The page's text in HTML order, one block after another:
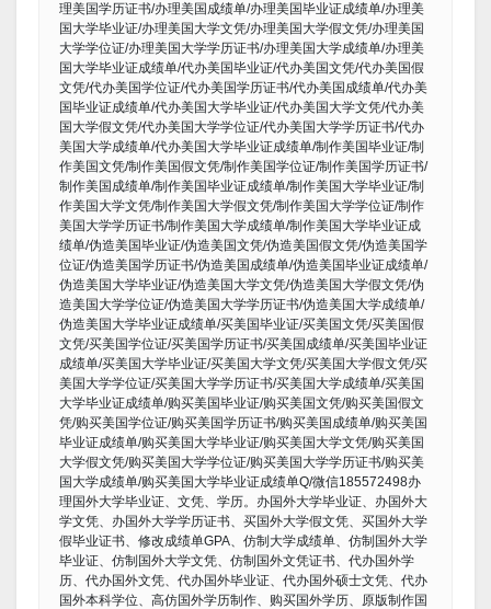
理美国学历证书/办理美国成绩单/办理美国毕业证成绩单/办理美
国大学毕业证/办理美国大学文凭/办理美国大学假文凭/办理美国
大学学位证/办理美国大学学历证书/办理美国大学成绩单/办理美
国大学毕业证成绩单/代办美国毕业证/代办美国文凭/代办美国假
文凭/代办美国学位证/代办美国学历证书/代办美国成绩单/代办美
国毕业证成绩单/代办美国大学毕业证/代办美国大学文凭/代办美
国大学假文凭/代办美国大学学位证/代办美国大学学历证书/代办
美国大学成绩单/代办美国大学毕业证成绩单/制作美国毕业证/制
作美国文凭/制作美国假文凭/制作美国学位证/制作美国学历证书/
制作美国成绩单/制作美国毕业证成绩单/制作美国大学毕业证/制
作美国大学文凭/制作美国大学假文凭/制作美国大学学位证/制作
美国大学学历证书/制作美国大学成绩单/制作美国大学毕业证成
绩单/伪造美国毕业证/伪造美国文凭/伪造美国假文凭/伪造美国学
位证/伪造美国学历证书/伪造美国成绩单/伪造美国毕业证成绩单/
伪造美国大学毕业证/伪造美国大学文凭/伪造美国大学假文凭/伪
造美国大学学位证/伪造美国大学学历证书/伪造美国大学成绩单/
伪造美国大学毕业证成绩单/买美国毕业证/买美国文凭/买美国假
文凭/买美国学位证/买美国学历证书/买美国成绩单/买美国毕业证
成绩单/买美国大学毕业证/买美国大学文凭/买美国大学假文凭/买
美国大学学位证/买美国大学学历证书/买美国大学成绩单/买美国
大学毕业证成绩单/购买美国毕业证/购买美国文凭/购买美国假文
凭/购买美国学位证/购买美国学历证书/购买美国成绩单/购买美国
毕业证成绩单/购买美国大学毕业证/购买美国大学文凭/购买美国
大学假文凭/购买美国大学学位证/购买美国大学学历证书/购买美
国大学成绩单/购买美国大学毕业证成绩单Q/微信185572498办
理国外大学毕业证、文凭、学历。办国外大学毕业证、办国外大
学文凭、办国外大学学历证书、买国外大学假文凭、买国外大学
假毕业证书、修改成绩单GPA、仿制大学成绩单、仿制国外大学
毕业证、仿制国外大学文凭、仿制国外文凭证书、代办国外学
历、代办国外文凭、代办国外毕业证、代办国外硕士文凭、代办
国外本科学位、高仿国外学历制作、购买国外学历、原版制作国